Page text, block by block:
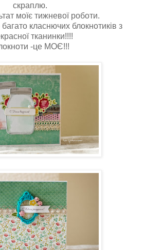
скраплю.
моїє тижневої роботи.
класнючих блокнотиків з
тканинки!!!!
-це МОЄ!!!